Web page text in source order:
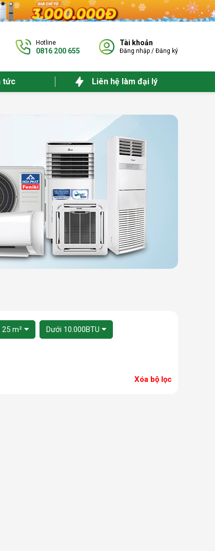
Hotline
0816 200 655
Tài khoản
Đăng nhập / Đăng ký
tức Liên hệ làm đại lý
m² Dưới 10.000BTU
Xóa bộ lọc